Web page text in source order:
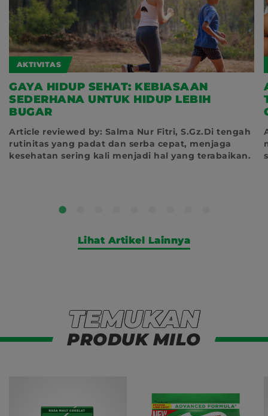
AKTIVITAS
GAYA HIDUP SEHAT: KEBIASAAN
SEDERHANA UNTUK HIDUP LEBIH
BUGAR
Article reviewed by: Salma Nur Fitri, S.Gz.Di tengah
rutinitas yang padat dan serba cepat, menjaga
kesehatan sering kali menjadi hal yang terabaikan.
Lihat Artikel Lainnya
Temukan Produk Milo
TEMUKAN
PRODUK MILO